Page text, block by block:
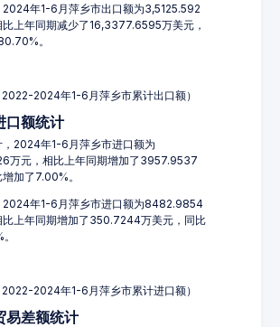
2024年1-6月萍乡市出口额为3,5125.592
上年同期减少了16,3377.6595万美元，
。
2022-2024年1-6月萍乡市累计出口额）
口额统计
，2024年1-6月萍乡市进口额为
万元，相比上年同期增加了3957.9537
加了7.00%。
2024年1-6月萍乡市进口额为8482.9854
比上年同期增加了350.7244万美元，同比
2022-2024年1-6月萍乡市累计进口额）
易差额统计